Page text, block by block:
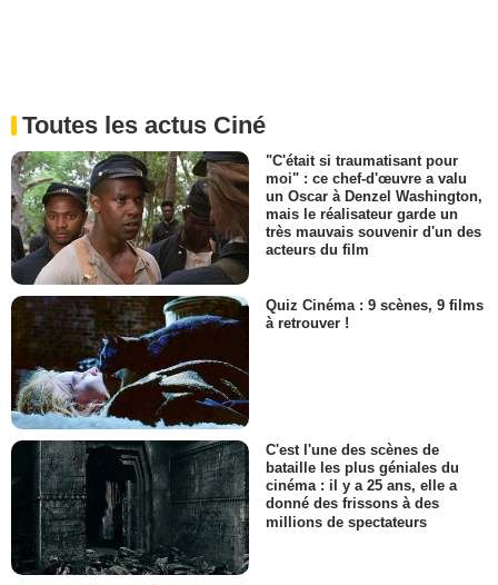
Toutes les actus Ciné
"C'était si traumatisant pour
moi" : ce chef-d'œuvre a valu
un Oscar à Denzel Washington,
mais le réalisateur garde un
très mauvais souvenir d'un des
acteurs du film
Quiz Cinéma : 9 scènes, 9 films
à retrouver !
C'est l'une des scènes de
bataille les plus géniales du
cinéma : il y a 25 ans, elle a
donné des frissons à des
millions de spectateurs